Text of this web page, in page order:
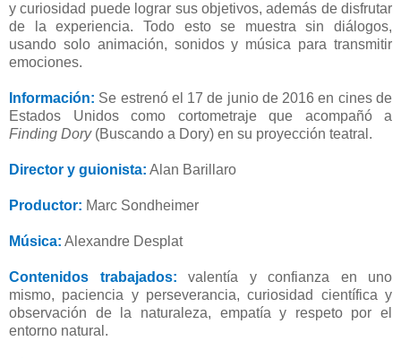
y curiosidad puede lograr sus objetivos, además de disfrutar
de la experiencia. Todo esto se muestra sin diálogos,
usando solo animación, sonidos y música para transmitir
emociones.
Información: Se estrenó el 17 de junio de 2016 en cines de
Estados Unidos como cortometraje que acompañó a
Finding Dory(Buscando a Dory) en su proyección teatral.
Director y guionista: Alan Barillaro
Productor: Marc Sondheimer
Música: Alexandre Desplat
Contenidos trabajados: valentía y confianza en uno
mismo, paciencia y perseverancia, curiosidad científica y
observación de la naturaleza, empatía y respeto por el
entorno natural.